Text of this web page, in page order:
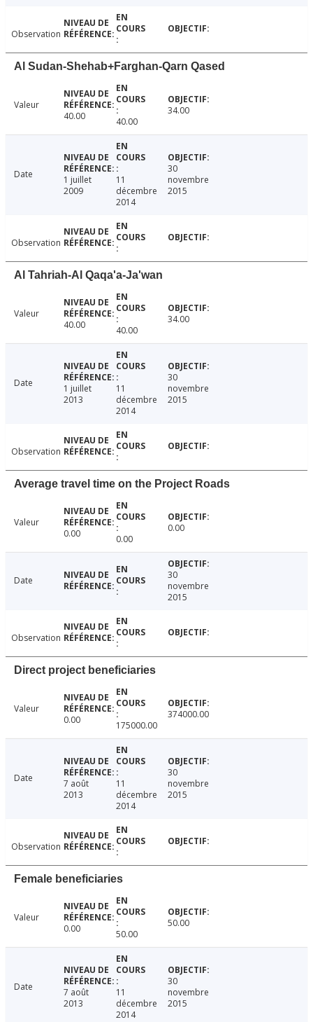
Observation
Al Sudan-Shehab+Farghan-Qarn Qased
Valeur
40.00
40.00
34.00
Date
1 juillet
2009
11
décembre
2014
30
novembre
2015
Observation
Al Tahriah-Al Qaqa'a-Ja'wan
Valeur
40.00
40.00
34.00
Date
1 juillet
2013
11
décembre
2014
30
novembre
2015
Observation
Average travel time on the Project Roads
Valeur
0.00
0.00
0.00
Date
30
novembre
2015
Observation
Direct project beneficiaries
Valeur
0.00
175000.00
374000.00
Date
7 août
2013
11
décembre
2014
30
novembre
2015
Observation
Female beneficiaries
Valeur
0.00
50.00
50.00
Date
7 août
2013
11
décembre
2014
30
novembre
2015